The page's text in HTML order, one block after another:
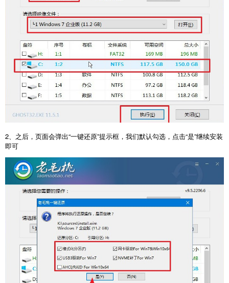
2、之后，页面会弹出“一键还原”提示框，我们默认勾选，点击“是”继续安装
即可